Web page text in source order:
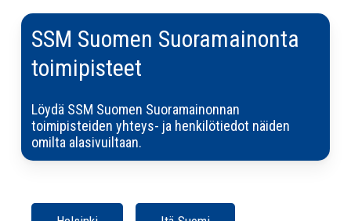
SSM Suomen Suoramainonta
toimipisteet
Löydä SSM Suomen Suoramainonnan
toimipisteiden yhteys- ja henkilötiedot näiden
omilta alasivuiltaan.